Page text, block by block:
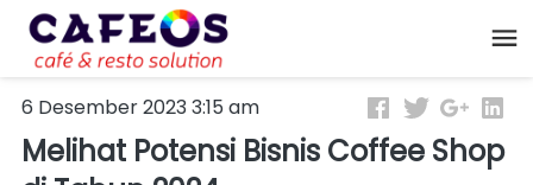
6 Desember 2023 3:15 am
Melihat Potensi Bisnis Coffee Shop